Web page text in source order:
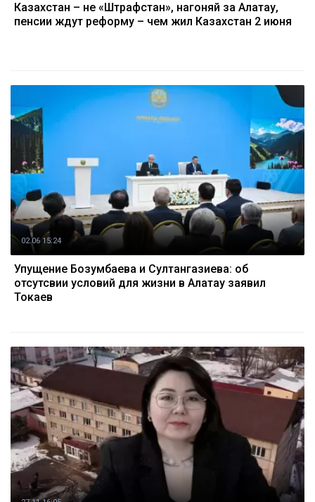
Казахстан – не «Штрафстан», нагоняй за Алатау,
пенсии ждут реформу – чем жил Казахстан 2 июня
02.06 15:24
Упущение Бозумбаева и Султангазиева: об
отсутсвии условий для жизни в Алатау заявил
Токаев